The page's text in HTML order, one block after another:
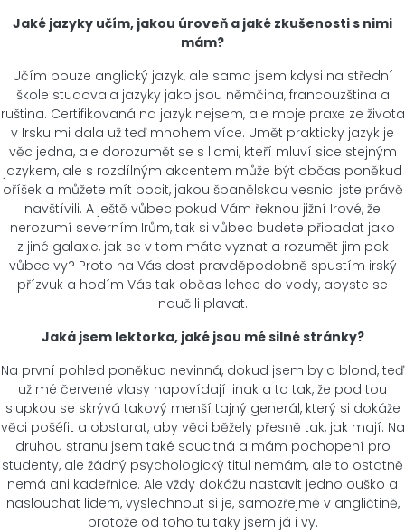
Jaké jazyky učím, jakou úroveň a jaké zkušenosti s nimi
mám?
Učím pouze anglický jazyk, ale sama jsem kdysi na střední
škole studovala jazyky jako jsou němčina, francouzština a
ruština. Certifikovaná na jazyk nejsem, ale moje praxe ze života
v Irsku mi dala už teď mnohem více. Umět prakticky jazyk je
věc jedna, ale dorozumět se s lidmi, kteří mluví sice stejným
jazykem, ale s rozdílným akcentem může být občas poněkud
oříšek a můžete mít pocit, jakou španělskou vesnici jste právě
navštívili. A ještě vůbec pokud Vám řeknou jižní Irové, že
nerozumí severním Irům, tak si vůbec budete připadat jako
z jiné galaxie, jak se v tom máte vyznat a rozumět jim pak
vůbec vy? Proto na Vás dost pravděpodobně spustím irský
přízvuk a hodím Vás tak občas lehce do vody, abyste se
naučili plavat.
Jaká jsem lektorka, jaké jsou mé silné stránky?
Na první pohled poněkud nevinná, dokud jsem byla blond, teď
už mé červené vlasy napovídají jinak a to tak, že pod tou
slupkou se skrývá takový menší tajný generál, který si dokáže
věci pošéfit a obstarat, aby věci běžely přesně tak, jak mají. Na
druhou stranu jsem také soucitná a mám pochopení pro
studenty, ale žádný psychologický titul nemám, ale to ostatně
nemá ani kadeřnice. Ale vždy dokážu nastavit jedno ouško a
naslouchat lidem, vyslechnout si je, samozřejmě v angličtině,
protože od toho tu taky jsem já i vy.